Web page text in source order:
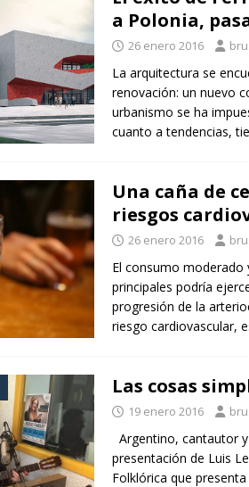
a Polonia,
26 enero 2016
La arquitectura se
renovación: un nuevo
urbanismo se ha
cuanto a tendencias,
Una caña de
riesgos
26 enero 2016
El consumo moderado
principales podría
progresión de la
riesgo cardiovascular,
Las cosas
19 enero 2016
Argentino, cantautor
presentación de Luis
Folklórica que